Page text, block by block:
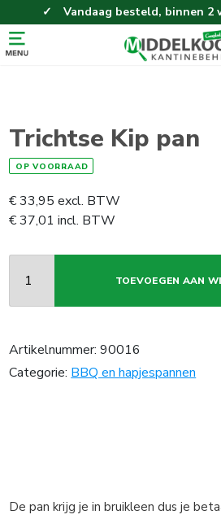
Vandaag besteld, binnen 2
Eenvoudig en
Gratis thuisbezorgd
Trichtse Kip pan
OP VOORRAAD
€33,95 excl. BTW
€37,01 incl. BTW
TOEVOEGEN AAN
Artikelnummer:90016
Categorie: BBQ en hapjespannen
De pan krijg je in bruikleen dus je